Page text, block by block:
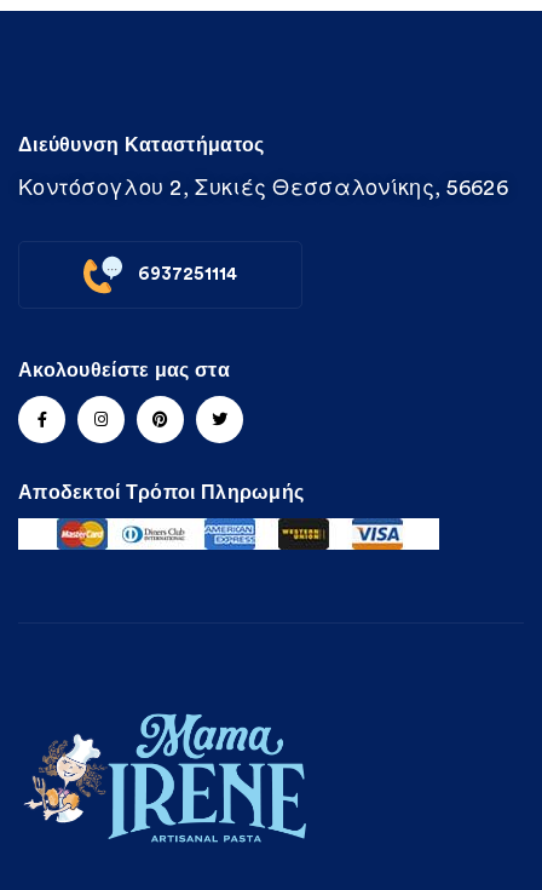
Διεύθυνση Καταστήματος
Κοντόσογλου 2, Συκιές Θεσσαλονίκης, 56626
6937251114
Ακολουθείστε μας στα
Αποδεκτοί Τρόποι Πληρωμής